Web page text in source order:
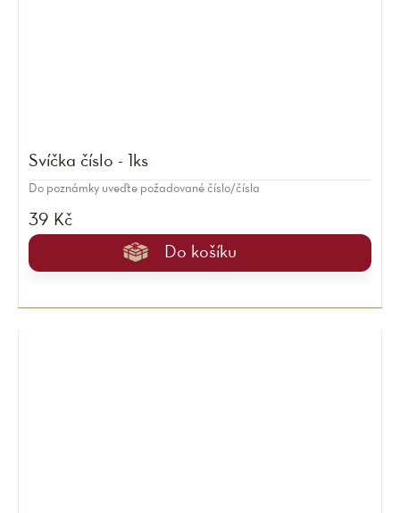
Svíčka číslo - 1ks
39 Kč
Do košíku
Do poznámky uveďte požadované číslo/čísla